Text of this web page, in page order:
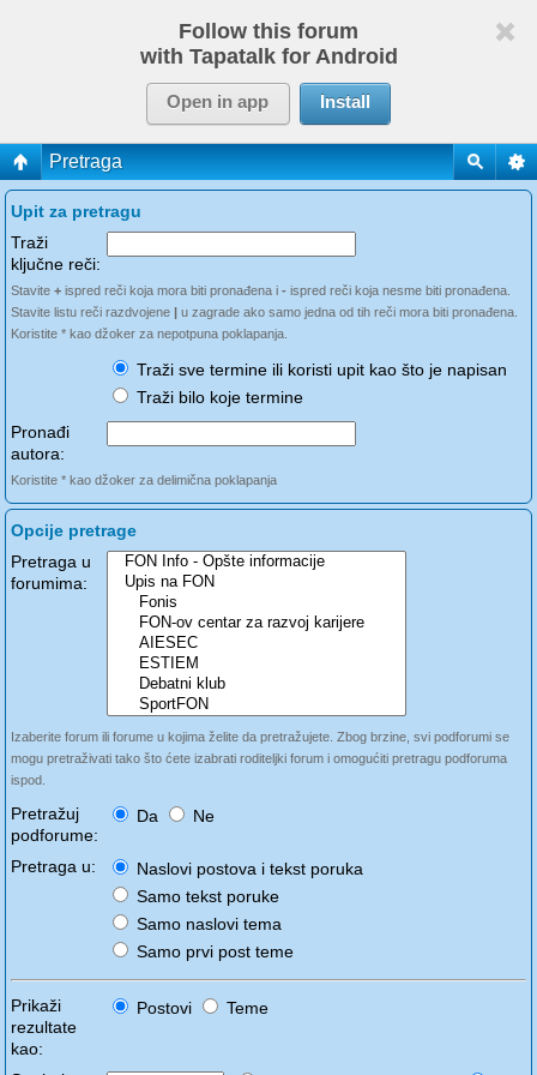
Follow this forum
with Tapatalk for Android
Open in app Install
Pretraga
Upit za pretragu
Traži
ključne reči:
Stavite + ispred reči koja mora biti pronađena i - ispred reči koja nesme biti pronađena.
Stavite listu reči razdvojene | u zagrade ako samo jedna od tih reči mora biti pronađena.
Koristite * kao džoker za nepotpuna poklapanja.
Traži sve termine ili koristi upit kao što je napisan
Traži bilo koje termine
Pronađi
autora:
Koristite * kao džoker za delimična poklapanja
Opcije pretrage
Pretraga u
forumima:
Izaberite forum ili forume u kojima želite da pretražujete. Zbog brzine, svi podforumi se
mogu pretraživati tako što ćete izabrati roditeljki forum i omogućiti pretragu podforuma
ispod.
Pretražuj
podforume:
Da Ne
Pretraga u:
Naslovi postova i tekst poruka
Samo tekst poruke
Samo naslovi tema
Samo prvi post teme
Prikaži
rezultate
kao:
Postovi Teme